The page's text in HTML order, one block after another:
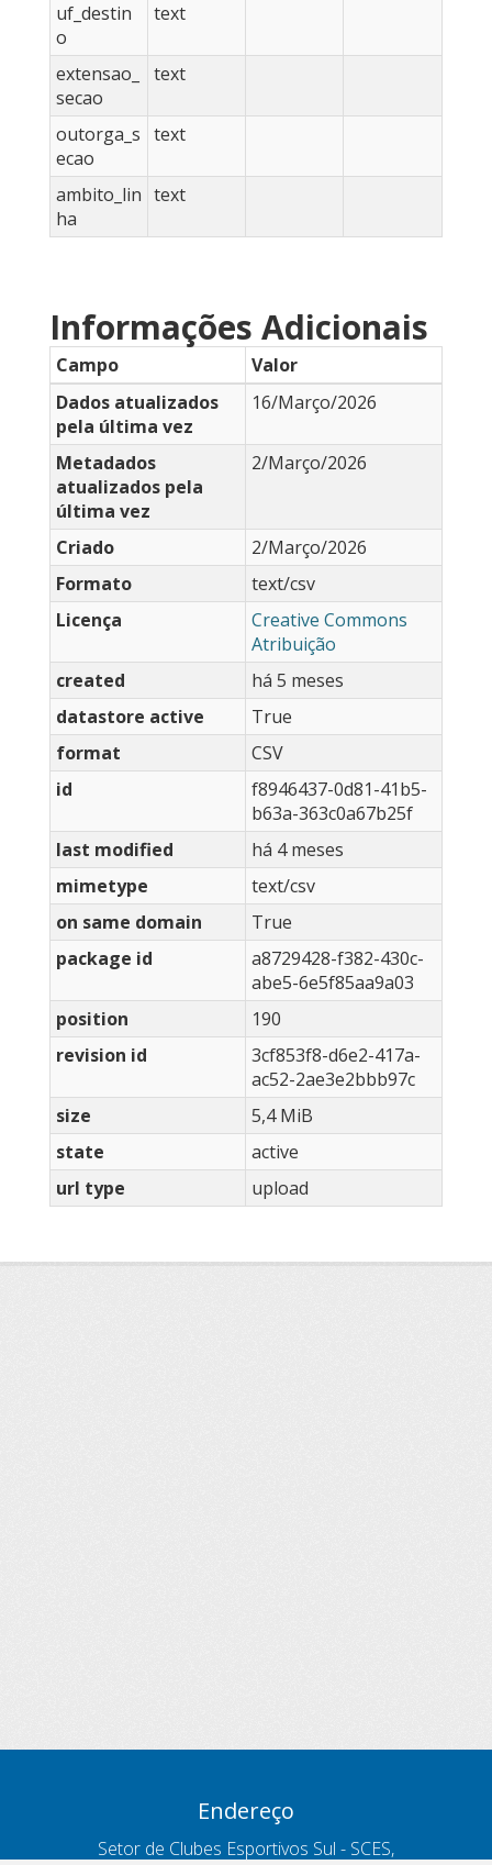
uf_destin
o
text
extensao_
secao
text
outorga_s
ecao
text
ambito_lin
ha
text
Informações Adicionais
Campo
Valor
Dados atualizados
pela última vez
16/Março/2026
Metadados
atualizados pela
última vez
2/Março/2026
Criado
2/Março/2026
Formato
text/csv
Licença
Creative Commons
Atribuição
created
há 5 meses
datastore active
True
format
CSV
id
f8946437-0d81-41b5-
b63a-363c0a67b25f
last modified
há 4 meses
mimetype
text/csv
on same domain
True
package id
a8729428-f382-430c-
abe5-6e5f85aa9a03
position
190
revision id
3cf853f8-d6e2-417a-
ac52-2ae3e2bbb97c
size
5,4 MiB
state
active
url type
upload
Endereço
Setor de Clubes Esportivos Sul - SCES,